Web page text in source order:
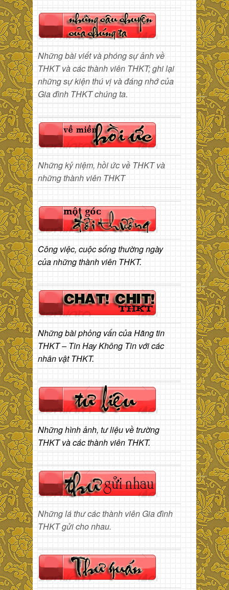
Những bài viết và phóng sự ảnh về
THKT và các thành viên THKT; ghi lại
những sự kiện thú vị và đáng nhớ của
Gia đình THKT chúng ta.
Những kỷ niệm, hồi ức về THKT và
những thành viên THKT
Công việc, cuộc sống thường ngày
của những thành viên THKT.
Những bài phỏng vấn của Hãng tin
THKT – Tin Hay Không Tin với các
nhân vật THKT.
Những hình ảnh, tư liệu về trường
THKT và các thành viên THKT.
Những lá thư các thành viên Gia đình
THKT gửi cho nhau.